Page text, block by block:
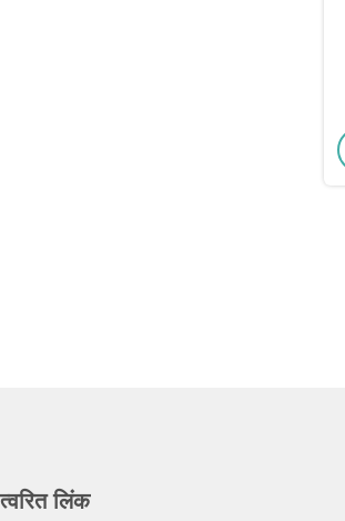
त्वरित लिंक